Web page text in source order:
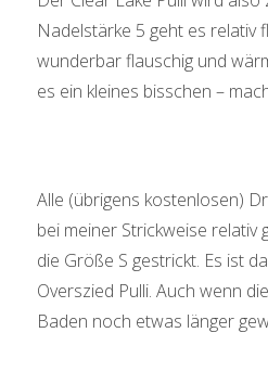
Nadelstärke 5 geht es relativ
wunderbar flauschig und
es ein kleines bisschen –
Alle (übrigens kostenlosen)
bei meiner Strickweise relativ
die Größe S gestrickt. Es ist
Overszied Pulli. Auch wenn
Baden noch etwas länger